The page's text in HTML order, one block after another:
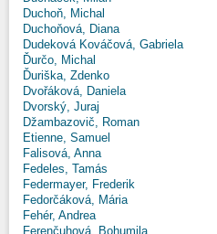
Duchoň, Michal
Duchoňová, Diana
Dudeková Kováčová, Gabriela
Ďurčo, Michal
Ďuriška, Zdenko
Dvořáková, Daniela
Dvorský, Juraj
Džambazovič, Roman
Etienne, Samuel
Falisová, Anna
Fedeles, Tamás
Federmayer, Frederik
Fedorčáková, Mária
Fehér, Andrea
Ferenčuhová, Bohumila